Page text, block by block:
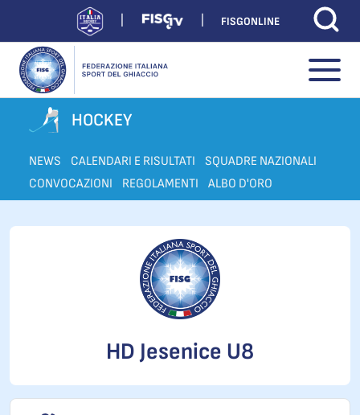
FISGONLINE
HOCKEY
NEWS CALENDARI E RISULTATI
SQUADRE NAZIONALI
CONVOCAZIONI
REGOLAMENTI ALBO D'ORO
HD Jesenice U8